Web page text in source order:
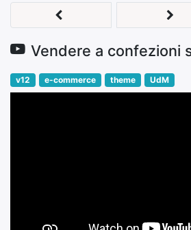
Vendere a confezioni
v12 e-commerce theme UdM